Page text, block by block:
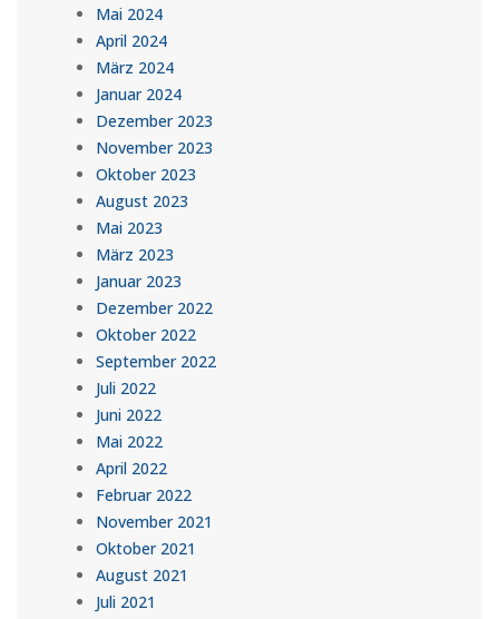
Mai 2024
April 2024
März 2024
Januar 2024
Dezember 2023
November 2023
Oktober 2023
August 2023
Mai 2023
März 2023
Januar 2023
Dezember 2022
Oktober 2022
September 2022
Juli 2022
Juni 2022
Mai 2022
April 2022
Februar 2022
November 2021
Oktober 2021
August 2021
Juli 2021